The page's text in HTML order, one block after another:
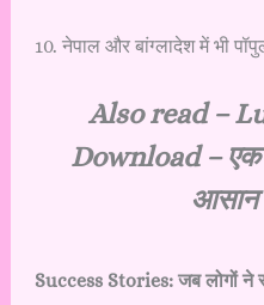
10. नेपाल और बांग्लादेश में भी
Also read –
Download – एक
आसान
Success Stories: जब लोगों ने